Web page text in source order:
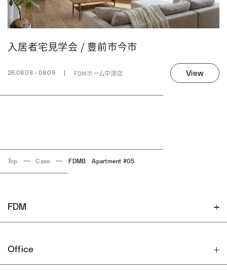
入居者宅見学会 / 豊前市今市
26.08.08 - 08.09 FDMホーム中津店 View
Top Case FDMB Apartment #05
FDM
Office